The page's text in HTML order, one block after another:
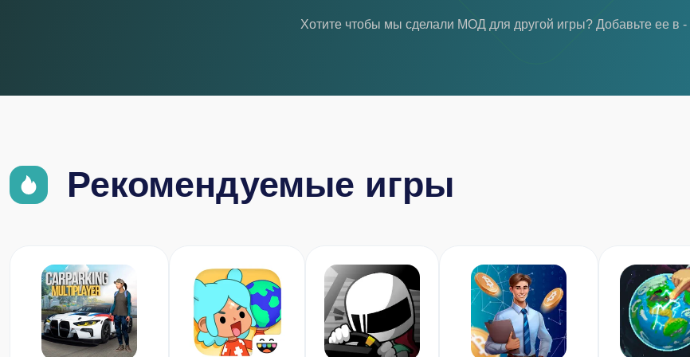
Хотите чтобы мы сделали МОД для другой игры? Добавьте ее в -
Рекомендуемые игры